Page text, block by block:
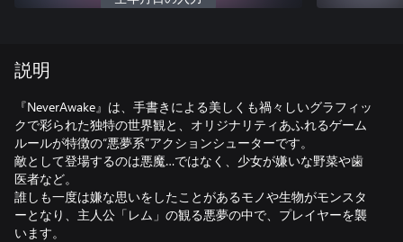
説明
『NeverAwake』は、手書きによる美しくも禍々しいグラフィッ
クで彩られた独特の世界観と、オリジナリティあふれるゲーム
ルールが特徴の“悪夢系”アクションシューターです。
敵として登場するのは悪魔…ではなく、少女が嫌いな野菜や歯
医者など。
誰しも一度は嫌な思いをしたことがあるモノや生物がモンスタ
ーとなり、主人公「レム」の観る悪夢の中で、プレイヤーを襲
います。